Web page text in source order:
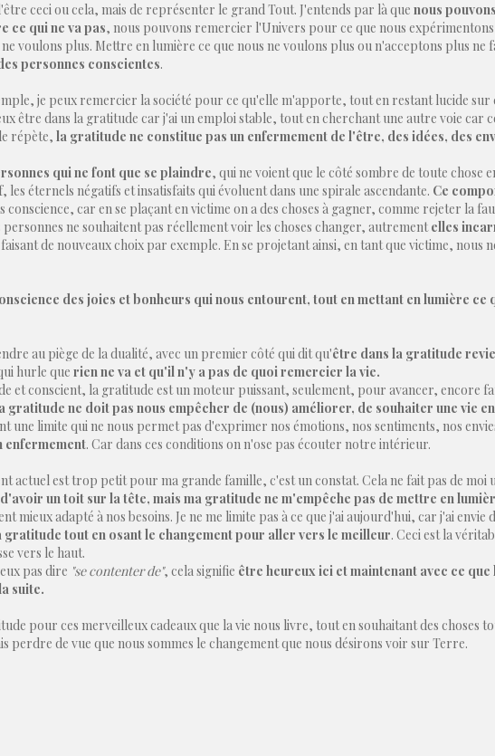
ceci ou cela, mais de représenter le grand Tout. J'entends par là que nous
ce qui ne va pas, nous pouvons remercier l'Univers pour ce que nous
voulons plus. Mettre en lumière ce que nous ne voulons plus ou n'acceptons plus ne
personnes conscientes.
je peux remercier la société pour ce qu'elle m'apporte, tout en restant lucide sur
être dans la gratitude car j'ai un emploi stable, tout en cherchant une autre voie car
répète, la gratitude ne constitue pas un enfermement de l'être, des idées, des
qui ne font que se plaindre, qui ne voient que le côté sombre de toute chose
les éternels négatifs et insatisfaits qui évoluent dans une spirale ascendante. Ce
conscience, car en se plaçant en victime on a des choses à gagner, comme rejeter la
ne souhaitent pas réellement voir les choses changer, autrementelles
de nouveaux choix par exemple. En se projetant ainsi, en tant que victime, nous
des joies et bonheurs qui nous entourent, tout en mettant en lumière
au piège de la dualité, avec un premier côté qui dit qu'être dans la gratitude
hurle que rien ne va et qu'il n'y a pas de quoi remercier la vie.
et conscient, la gratitude est un moteur puissant, seulement, pour avancer, encore
gratitude ne doit pas nous empêcher de (nous) améliorer, de souhaiter une vie
une limite qui ne nous permet pas d'exprimer nos émotions, nos sentiments, nos
enfermement. Car dans ces conditions on n'ose pas écouter notre intérieur.
actuel est trop petit pour ma grande famille, c'est un constat. Cela ne fait pas de moi
un toit sur la tête, mais ma gratitude ne m'empêche pas de mettre en
mieux adapté à nos besoins. Je ne me limite pas à ce que j'ai aujourd'hui, car j'ai envie
gratitude tout en osant le changement pour aller vers le meilleur. Ceci est la
vers le haut.
pas dire "se contenter de", cela signifie être heureux ici et maintenant avec ce
suite.
pour ces merveilleux cadeaux que la vie nous livre, tout en souhaitant des choses
perdre de vue que nous sommes le changement que nous désirons voir sur Terre.